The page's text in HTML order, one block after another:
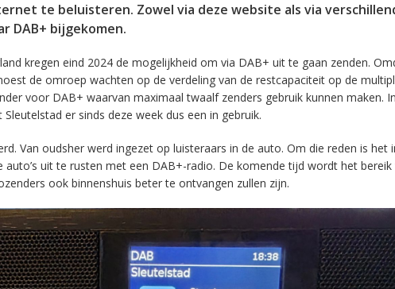
te beluisteren. Zowel via deze website als via
DAB+ bijgekomen.
kregen eind 2024 de mogelijkheid om via DAB+ uit te gaan zenden.
de omroep wachten op de verdeling van de restcapaciteit op de
voor DAB+ waarvan maximaal twaalf zenders gebruik kunnen maken.
er sinds deze week dus een in gebruik.
Van oudsher werd ingezet op luisteraars in de auto. Om die reden is het
uit te rusten met een DAB+-radio. De komende tijd wordt het bereik
ook binnenshuis beter te ontvangen zullen zijn.